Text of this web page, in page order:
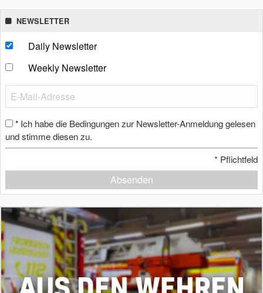
NEWSLETTER
Daily Newsletter
Weekly Newsletter
* Ich habe die Bedingungen zur Newsletter-Anmeldung gelesen
und stimme diesen zu.
* Pflichtfeld
Absenden